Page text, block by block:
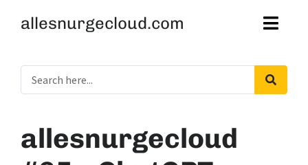
allesnurgecloud.com
allesnurgecloud